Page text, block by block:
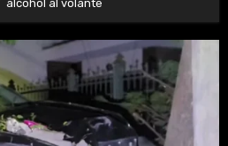
alcohol al volante